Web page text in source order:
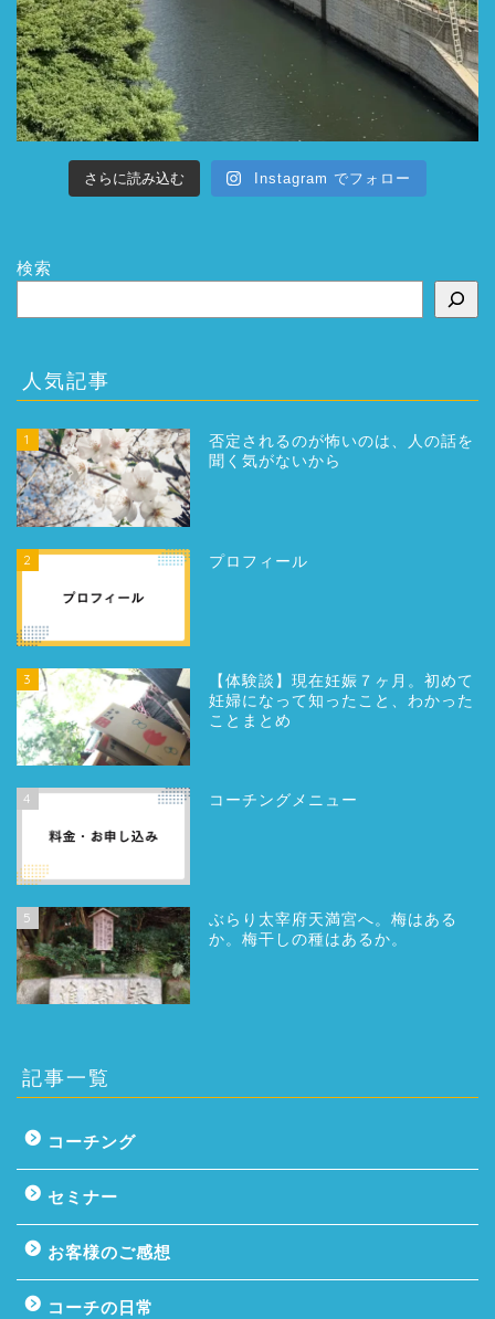
さらに読み込む Instagram でフォロー
検索
人気記事
1
否定されるのが怖いのは、人の話を
聞く気がないから
2 プロフィール
3
【体験談】現在妊娠７ヶ月。初めて
妊婦になって知ったこと、わかった
ことまとめ
4 コーチングメニュー
5
ぶらり太宰府天満宮へ。梅はある
か。梅干しの種はあるか。
記事一覧
コーチング
セミナー
お客様のご感想
コーチの日常